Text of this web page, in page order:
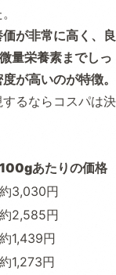
が非常に高く、良
量栄養素までしっ
が高いのが特徴。
るならコスパは決
100gあたりの価格
約3,030円
約2,585円
約1,439円
約1,273円